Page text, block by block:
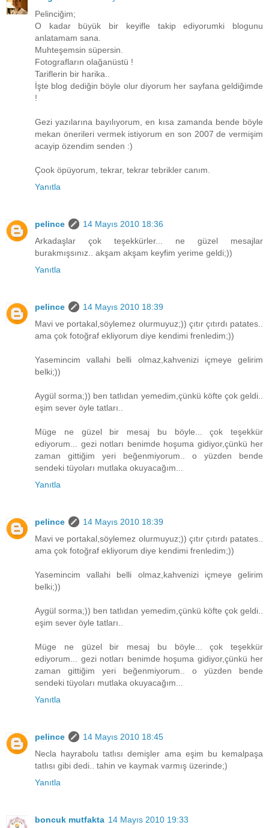
Pelinciğim;
O kadar büyük bir keyifle takip ediyorumki blogunu
anlatamam sana.
Muhteşemsin süpersin.
Fotografların olağanüstü !
Tariflerin bir harika..
İşte blog dediğin böyle olur diyorum her sayfana geldiğimde
!
Gezi yazılarına bayılıyorum, en kısa zamanda bende böyle
mekan önerileri vermek istiyorum en son 2007 de vermişim
acayip özendim senden :)
Çook öpüyorum, tekrar, tekrar tebrikler canım.
Yanıtla
pelince
14 Mayıs 2010 18:36
Arkadaşlar çok teşekkürler... ne güzel mesajlar
burakmışsınız.. akşam akşam keyfim yerime geldi;))
Yanıtla
pelince
14 Mayıs 2010 18:39
Mavi ve portakal,söylemez olurmuyuz;)) çıtır çıtırdı patates..
ama çok fotoğraf ekliyorum diye kendimi frenledim;))
Yasemincim vallahi belli olmaz,kahvenizi içmeye gelirim
belki;))
Aygül sorma;)) ben tatlıdan yemedim,çünkü köfte çok geldi..
eşim sever öyle tatları..
Müge ne güzel bir mesaj bu böyle... çok teşekkür
ediyorum... gezi notları benimde hoşuma gidiyor,çünkü her
zaman gittiğim yeri beğenmiyorum.. o yüzden bende
sendeki tüyoları mutlaka okuyacağım...
Yanıtla
pelince
14 Mayıs 2010 18:39
Mavi ve portakal,söylemez olurmuyuz;)) çıtır çıtırdı patates..
ama çok fotoğraf ekliyorum diye kendimi frenledim;))
Yasemincim vallahi belli olmaz,kahvenizi içmeye gelirim
belki;))
Aygül sorma;)) ben tatlıdan yemedim,çünkü köfte çok geldi..
eşim sever öyle tatları..
Müge ne güzel bir mesaj bu böyle... çok teşekkür
ediyorum... gezi notları benimde hoşuma gidiyor,çünkü her
zaman gittiğim yeri beğenmiyorum.. o yüzden bende
sendeki tüyoları mutlaka okuyacağım...
Yanıtla
pelince
14 Mayıs 2010 18:45
Necla hayrabolu tatlısı demişler ama eşim bu kemalpaşa
tatlısı gibi dedi.. tahin ve kaymak varmış üzerinde;)
Yanıtla
boncuk mutfakta 14 Mayıs 2010 19:33